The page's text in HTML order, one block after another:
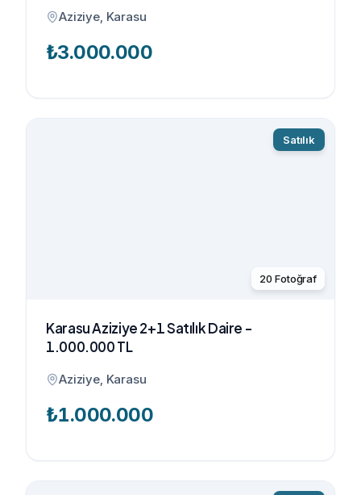
Aziziye, Karasu
₺3.000.000
Satılık
20 Fotoğraf
Karasu Aziziye 2+1 Satılık Daire -
1.000.000 TL
Aziziye, Karasu
₺1.000.000